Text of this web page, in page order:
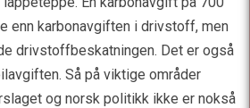
enn karbonavgiften i drivstoff, men
drivstoffbeskatningen. Det er også
Så på viktige områder
og norsk politikk ikke er nokså